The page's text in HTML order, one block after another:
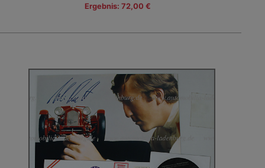
Ergebnis: 72,00 €